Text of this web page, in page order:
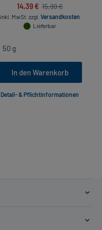
14,39 € 15,99 €
inkl. MwSt. zzgl. Versandkosten
Lieferbar
In den Warenkorb
Detail- & Pflichtinformationen